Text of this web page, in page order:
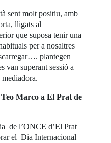
sent molt positiu, amb
lligats al
que suposa tenir una
per a nosaltres
plantegen
van superant sessió a
mediadora.
Marco a El Prat de
de l’ONCE d’El Prat
el Dia Internacional